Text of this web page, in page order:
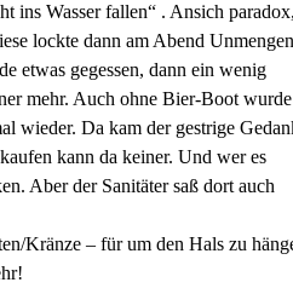
ins Wasser fallen“ . Ansich paradox,
lockte dann am Abend Unmengen
etwas gegessen, dann ein wenig
mehr. Auch ohne Bier-Boot wurde
wieder. Da kam der gestrige
kann da keiner. Und wer es
Aber der Sanitäter saß dort auch
Kränze – für um den Hals zu